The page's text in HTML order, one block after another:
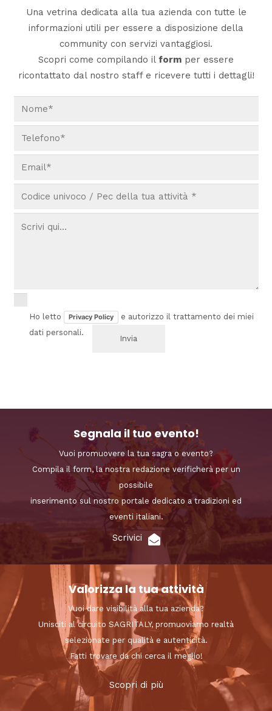
Una vetrina dedicata alla tua azienda con tutte le
informazioni utili per essere a disposizione della
community con servizi vantaggiosi.
Scopri come compilando il form per essere
ricontattato dal nostro staff e ricevere tutti i dettagli!
Ho letto Privacy Policy
e autorizzo il trattamento dei miei
dati personali.
Segnala il tuo evento!
Vuoi promuovere la tua sagra o evento?
Compila il form, la nostra redazione verificherà per un
possibile
inserimento sul nostro portale dedicato a tradizioni ed
eventi italiani.
Scrivici
Valorizza la tua attività
Vuoi dare visibilità alla tua azienda?
Unisciti al circuito SAGRITALY, promuoviamo realtà
selezionate per qualità e autenticità.
Fatti trovare da chi cerca il meglio!
Scopri di più